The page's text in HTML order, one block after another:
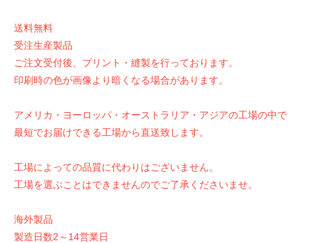
送料無料
受注生産製品
ご注文受付後、プリント・縫製を行っております。
印刷時の色が画像より暗くなる場合があります。
アメリカ・ヨーロッパ・オーストラリア・アジアの工場の中で
最短でお届けできる工場から直送致します。
工場によっての品質に代わりはございません。
工場を選ぶことはできませんのでご了承くださいませ。
海外製品
製造日数2～14営業日